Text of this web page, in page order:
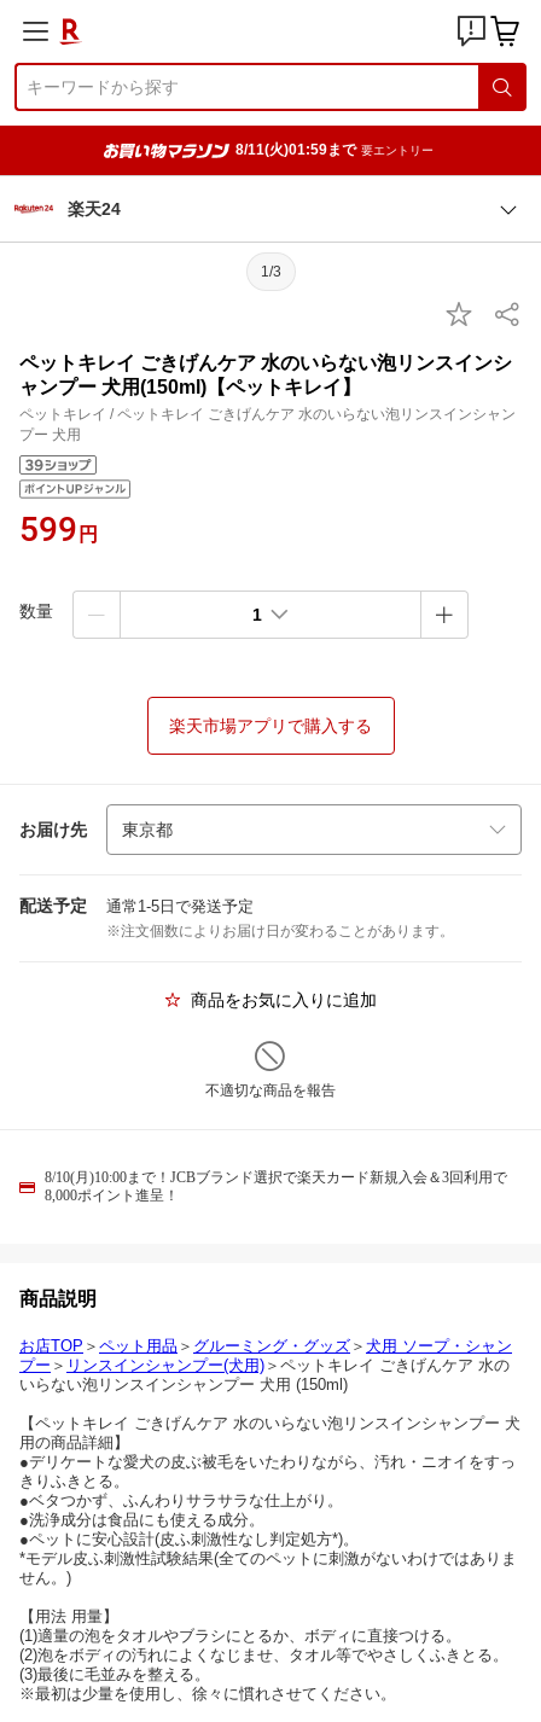
8/11(火)01:59まで 要エントリー
楽天24
1/3
ペットキレイ ごきげんケア 水のいらない泡リンスインシ
ャンプー 犬用(150ml)【ペットキレイ】
ペットキレイ / ペットキレイ ごきげんケア 水のいらない泡リンスインシャン
プー 犬用
599 円
数量 1
楽天市場アプリで購入する
お届け先
配送予定 通常1-5日で発送予定
※注文個数によりお届け日が変わることがあります。
商品をお気に入りに追加
不適切な商品を報告
8/10(月)10:00まで！JCBブランド選択で楽天カード新規入会＆3回利用で
8,000ポイント進呈！
商品説明
お店TOP ＞ ペット用品 ＞ グルーミング・グッズ ＞ 犬用 ソープ・シャン
プー ＞ リンスインシャンプー(犬用) ＞ペットキレイ ごきげんケア 水の
いらない泡リンスインシャンプー 犬用 (150ml)
【ペットキレイ ごきげんケア 水のいらない泡リンスインシャンプー 犬
用の商品詳細】
●デリケートな愛犬の皮ぶ被毛をいたわりながら、汚れ・ニオイをすっ
きりふきとる。
●ベタつかず、ふんわりサラサラな仕上がり。
●洗浄成分は食品にも使える成分。
●ペットに安心設計(皮ふ刺激性なし判定処方*)。
*モデル皮ふ刺激性試験結果(全てのペットに刺激がないわけではありま
せん。)
【用法 用量】
(1)適量の泡をタオルやブラシにとるか、ボディに直接つける。
(2)泡をボディの汚れによくなじませ、タオル等でやさしくふきとる。
(3)最後に毛並みを整える。
※最初は少量を使用し、徐々に慣れさせてください。